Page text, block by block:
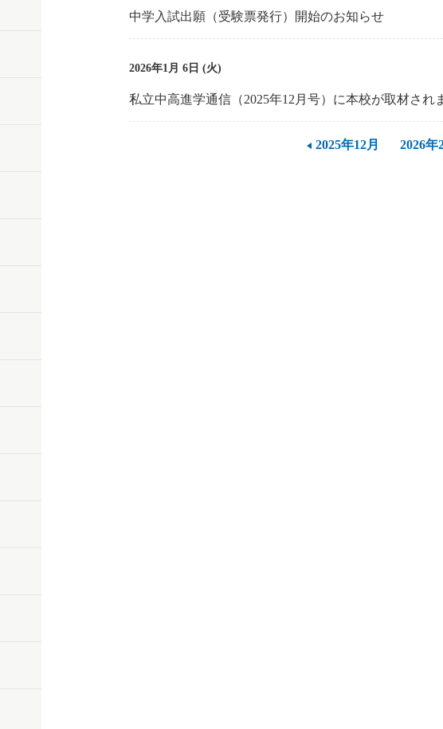
中学入試出願（受験票発行）開始のお知らせ
2026年1月 6日 (火)
私立中高進学通信（2025年12月号）に本校が取材され
2025年12月 2026年